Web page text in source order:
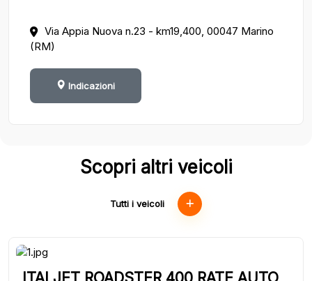
Via Appia Nuova n.23 - km19,400, 00047 Marino
(RM)
Indicazioni
Scopri altri veicoli
Tutti i veicoli